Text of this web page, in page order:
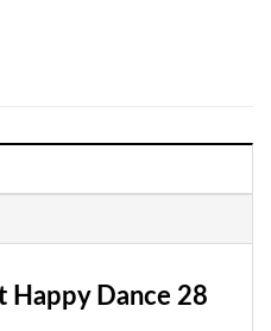
Happy Dance 28